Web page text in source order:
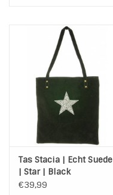
Tas Stacia | Echt Suede
| Star | Black
€39,99